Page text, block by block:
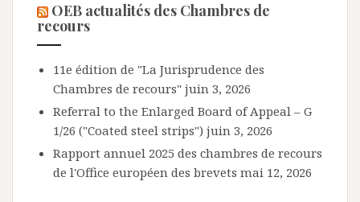
OEB actualités des Chambres de
recours
11e édition de "La Jurisprudence des
Chambres de recours" juin 3, 2026
Referral to the Enlarged Board of Appeal – G
1/26 ("Coated steel strips") juin 3, 2026
Rapport annuel 2025 des chambres de recours
de l'Office européen des brevets mai 12, 2026